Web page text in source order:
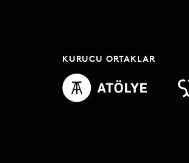
KURUCU ORTAKLAR